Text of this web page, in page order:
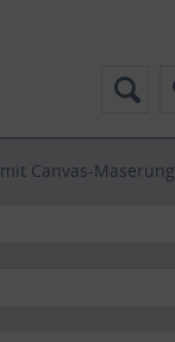
Canvas-Maserung